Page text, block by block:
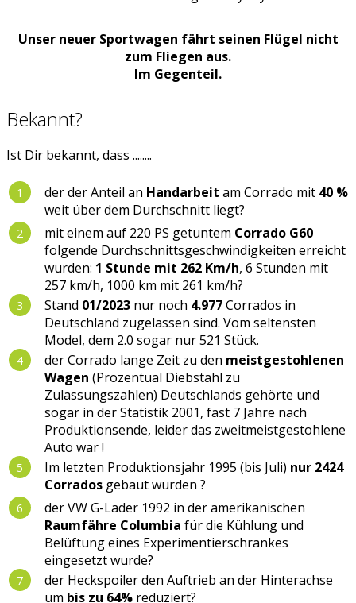
Unser neuer Sportwagen fährt seinen Flügel nicht
zum Fliegen aus.
Im Gegenteil.
Bekannt?
Ist Dir bekannt, dass ........
der der Anteil an Handarbeit am Corrado mit 40 %
weit über dem Durchschnitt liegt?
mit einem auf 220 PS getuntem Corrado G60
folgende Durchschnittsgeschwindigkeiten erreicht
wurden: 1 Stunde mit 262 Km/h, 6 Stunden mit
257 km/h, 1000 km mit 261 km/h?
Stand 01/2023 nur noch 4.977Corrados in
Deutschland zugelassen sind. Vom seltensten
Model, dem 2.0 sogar nur 521 Stück.
der Corrado lange Zeit zu den meistgestohlenen
Wagen (Prozentual Diebstahl zu
Zulassungszahlen) Deutschlands gehörte und
sogar in der Statistik 2001, fast 7 Jahre nach
Produktionsende, leider das zweitmeistgestohlene
Auto war !
Im letzten Produktionsjahr 1995 (bis Juli) nur 2424
Corrados gebaut wurden ?
der VW G-Lader 1992 in der amerikanischen
Raumfähre Columbia für die Kühlung und
Belüftung eines Experimentierschrankes
eingesetzt wurde?
der Heckspoiler den Auftrieb an der Hinterachse
um bis zu 64% reduziert?